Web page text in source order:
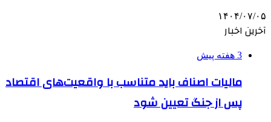
۱۴۰۴/۰۷/۰۵
آخرین اخبار
3 هفته پیش
مالیات اصناف باید متناسب با واقعیت‌های اقتصاد
پس از جنگ تعیین شود